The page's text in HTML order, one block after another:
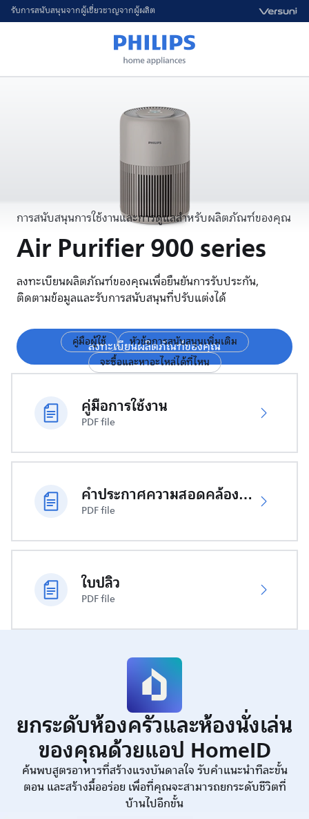
รับการสนับสนุนจากผู้เชี่ยวชาญจากผู้ผลิต
การสนับสนุนการใช้งานและการดูแลสำหรับผลิตภัณฑ์ของคุณ
Air Purifier 900 series
ลงทะเบียนผลิตภัณฑ์ของคุณเพื่อยืนยันการรับประกัน,
ติดตามข้อมูลและรับการสนับสนุนที่ปรับแต่งได้
ลงทะเบียนผลิตภัณฑ์ของคุณ
คู่มือผู้ใช้
หัวข้อการสนับสนุนเพิ่มเติม
จะซื้อและหาอะไหล่ได้ที่ไหน
คู่มือการใช้งาน
PDF file
คำประกาศความสอดคล้องของสหภาพยุโรป
PDF file
ใบปลิว
PDF file
ยกระดับห้องครัวและห้องนั่งเล่น
ของคุณด้วยแอป HomeID
ค้นพบสูตรอาหารที่สร้างแรงบันดาลใจ รับคำแนะนำทีละขั้น
ตอน และสร้างมื้ออร่อย เพื่อที่คุณจะสามารถยกระดับชีวิตที่
บ้านไปอีกขั้น